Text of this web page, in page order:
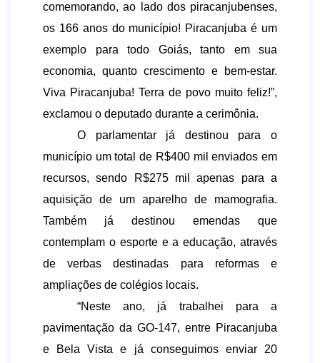
comemorando, ao lado dos piracanjubenses,
os 166 anos do município! Piracanjuba é um
exemplo para todo Goiás, tanto em sua
economia, quanto crescimento e bem-estar.
Viva Piracanjuba! Terra de povo muito feliz!”,
exclamou o deputado durante a cerimônia.
O parlamentar já destinou para o
município um total de R$400 mil enviados em
recursos, sendo R$275 mil apenas para a
aquisição de um aparelho de mamografia.
Também já destinou emendas que
contemplam o esporte e a educação, através
de verbas destinadas para reformas e
ampliações de colégios locais.
“Neste ano, já trabalhei para a
pavimentação da GO-147, entre Piracanjuba
e Bela Vista e já conseguimos enviar 20